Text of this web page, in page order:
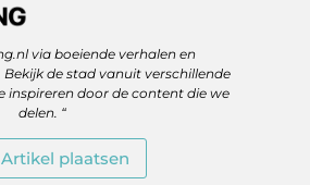
via boeiende verhalen en
de stad vanuit verschillende
inspireren door de content die we
delen. “
Artikel plaatsen